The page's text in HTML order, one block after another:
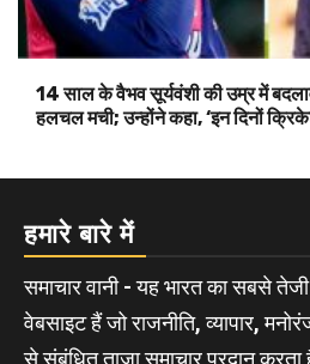
14 साल के वैभव सूर्यवंशी की उम्र में
हलचल मची; उन्होंने कहा, ‘इन दिनों
हमारे बारे में
समाचार वानी - यह भारत का सबसे
वेबसाइट हैं जो राजनीति, व्यापार,
से संबंधित ताजा समाचार प्रदान